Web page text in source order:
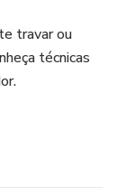
travar ou
técnicas